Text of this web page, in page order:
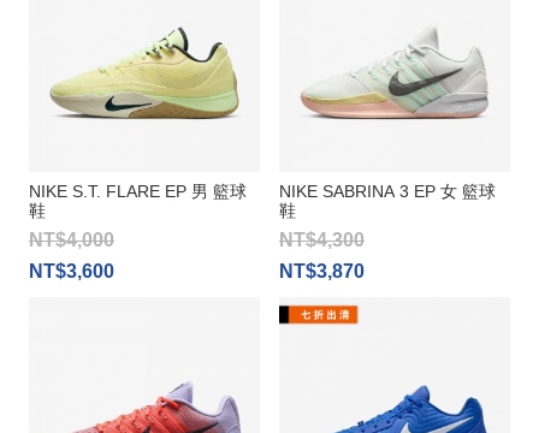
NIKE S.T. FLARE EP 男 籃球
鞋
NT$4,000
NT$3,600
NIKE SABRINA 3 EP 女 籃球
鞋
NT$4,300
NT$3,870